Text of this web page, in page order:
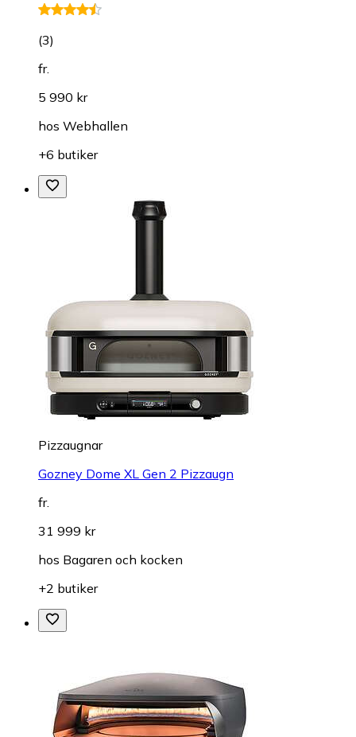
(3)
fr.
5 990 kr
hos Webhallen
+6 butiker
Pizzaugnar
Gozney Dome XL Gen 2 Pizzaugn
fr.
31 999 kr
hos Bagaren och kocken
+2 butiker